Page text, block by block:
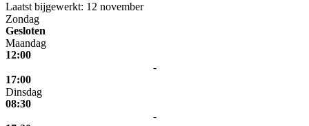
Laatst bijgewerkt: 12 november
Zondag
Gesloten
Maandag
12:00
-
17:00
Dinsdag
08:30
-